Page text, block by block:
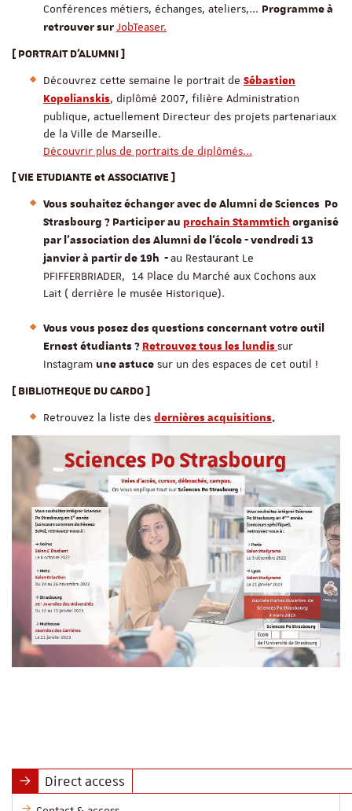
Conférences métiers, échanges, ateliers,... Programme à
retrouver surJobTeaser.
[ PORTRAIT D'ALUMNI ]
Découvrez cette semaine le portrait de Sébastien
Kopelianskis, diplômé 2007, filière Administration
publique, actuellement Directeur des projets partenariaux
de la Ville de Marseille.
Découvrir plus de portraits de diplômés...
[ VIE ETUDIANTE et ASSOCIATIVE ]
Vous souhaitez échanger avec de Alumni de Sciences Po
Strasbourg ? Participer au prochain Stammtich organisé
par l'association des Alumni de l'école - vendredi 13
janvier à partir de 19h -au Restaurant Le
PFIFFERBRIADER, 14 Place du Marché aux Cochons aux
Lait ( derrière le musée Historique).
Vous vous posez des questions concernant votre outil
Ernest étudiants ? Retrouvez tous les lundis sur
Instagram une astuce sur un des espaces de cet outil !
[ BIBLIOTHEQUE DU CARDO ]
Retrouvez la liste des dernières acquisitions.
Direct access